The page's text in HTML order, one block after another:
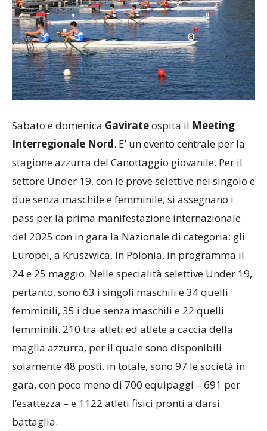
Sabato e domenica Gavirateospita il Meeting
Interregionale Nord. E’ un evento centrale per la
stagione azzurra del Canottaggio giovanile. Per il
settore Under 19, con le prove selettive nel singolo e
due senza maschile e femminile, si assegnano i
pass per la prima manifestazione internazionale
del 2025 con in gara la Nazionale di categoria: gli
Europei, a Kruszwica, in Polonia, in programma il
24 e 25 maggio. Nelle specialità selettive Under 19,
pertanto, sono 63 i singoli maschili e 34 quelli
femminili, 35 i due senza maschili e 22 quelli
femminili. 210 tra atleti ed atlete a caccia della
maglia azzurra, per il quale sono disponibili
solamente 48 posti. in totale, sono 97 le società in
gara, con poco meno di 700 equipaggi – 691 per
l’esattezza – e 1122 atleti fisici pronti a darsi
battaglia.